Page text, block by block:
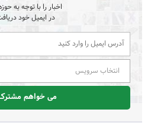
اخبار را با توجه به
در ایمیل خود
انتخاب سرویس
می خواهم